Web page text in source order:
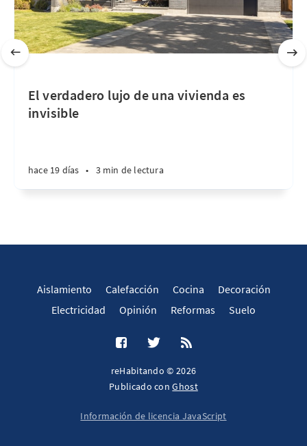
El verdadero lujo de una vivienda es
invisible
hace 19 días • 3 min de lectura
Aislamiento Calefacción Cocina
Decoración
Electricidad
Opinión Reformas Suelo
reHabitando © 2026
Publicado conGhost
Información de licencia JavaScript